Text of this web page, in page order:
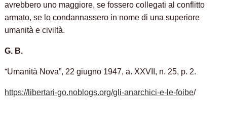
avrebbero uno maggiore, se fossero collegati al conflitto
armato, se lo condannassero in nome di una superiore
umanità e civiltà.
G. B.
“Umanità Nova”, 22 giugno 1947, a. XXVII, n. 25, p. 2.
https://libertari-go.noblogs.org/gli-anarchici-e-le-foibe/